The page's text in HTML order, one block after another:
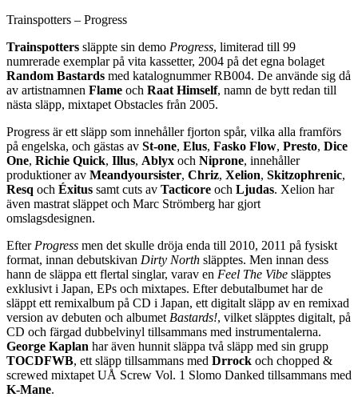
Trainspotters – Progress
Trainspotters släppte sin demo Progress, limiterad till 99
numrerade exemplar på vita kassetter, 2004 på det egna bolaget
Random Bastards med katalognummer RB004. De använde sig då
av artistnamnen Flame och Raat Himself, namn de bytt redan till
nästa släpp, mixtapet Obstacles från 2005.
Progress är ett släpp som innehåller fjorton spår, vilka alla framförs
på engelska, och gästas av St-one, Elus, Fasko Flow, Presto, Dice
One, Richie Quick, Illus, Ablyx och Niprone, innehåller
produktioner av Meandyoursister, Chriz, Xelion, Skitzophrenic,
Resq och Éxitus samt cuts av Tacticore och Ljudas. Xelion har
även mastrat släppet och Marc Strömberg har gjort
omslagsdesignen.
Efter Progress men det skulle dröja enda till 2010, 2011 på fysiskt
format, innan debutskivan Dirty North släpptes. Men innan dess
hann de släppa ett flertal singlar, varav en Feel The Vibe släpptes
exklusivt i Japan, EPs och mixtapes. Efter debutalbumet har de
släppt ett remixalbum på CD i Japan, ett digitalt släpp av en remixad
version av debuten och albumet Bastards!, vilket släpptes digitalt, på
CD och färgad dubbelvinyl tillsammans med instrumentalerna.
George Kaplan har även hunnit släppa två släpp med sin grupp
TOCDFWB, ett släpp tillsammans med Drrock och chopped &
screwed mixtapet UÅ Screw Vol. 1 Slomo Danked tillsammans med
K-Mane.